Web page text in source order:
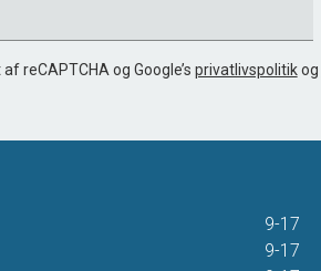
reCAPTCHA og Google’s privatlivspolitik og
9-17
9-17